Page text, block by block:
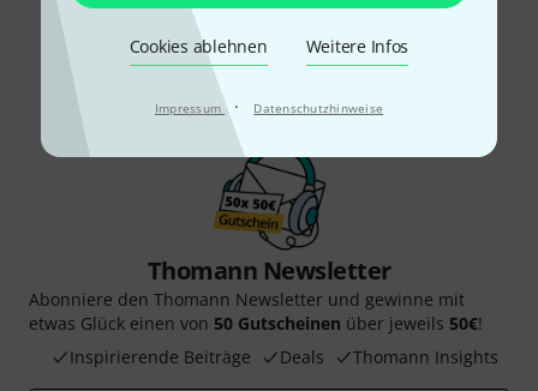
Cookies ablehnen Weitere Infos
Impressum · Datenschutzhinweise
Teilen Hilfe & Feedback
Thomann Newsletter
Abonniere den Thomann Newsletter und gewinne mit
etwas Glück einen von 50 Gutscheinen über jeweils 50€!
Inspirierende Beiträge
Deals Thomann Insights